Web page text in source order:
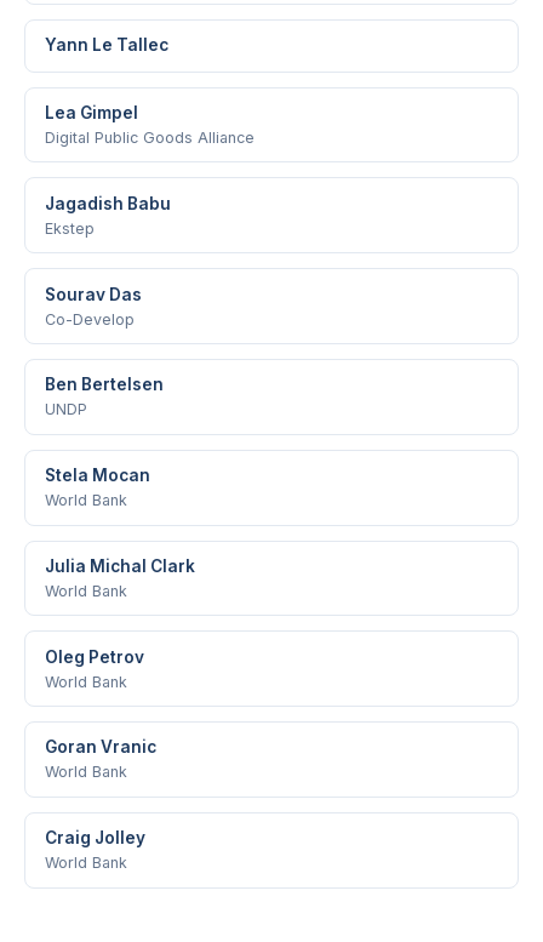
Yann Le Tallec
Lea Gimpel
Digital Public Goods Alliance
Jagadish Babu
Ekstep
Sourav Das
Co-Develop
Ben Bertelsen
UNDP
Stela Mocan
World Bank
Julia Michal Clark
World Bank
Oleg Petrov
World Bank
Goran Vranic
World Bank
Craig Jolley
World Bank